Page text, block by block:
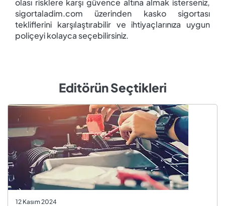
olası risklere karşı güvence altına almak isterseniz,
sigortaladim.com üzerinden kasko sigortası
tekliflerini karşılaştırabilir ve ihtiyaçlarınıza uygun
poliçeyi kolayca seçebilirsiniz.
Editörün Seçtikleri
12 Kasım 2024